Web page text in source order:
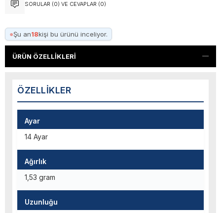
SORULAR (0) VE CEVAPLAR (0)
●Şu an18kişi bu ürünü inceliyor.
ÜRÜN ÖZELLIKLERI
ÖZELLIKLER
Ayar
14 Ayar
Ağırlık
1,53 gram
Uzunluğu